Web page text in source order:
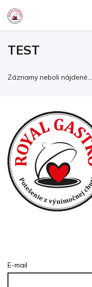
TEST
Záznamy neboli nájdené...
E-mail